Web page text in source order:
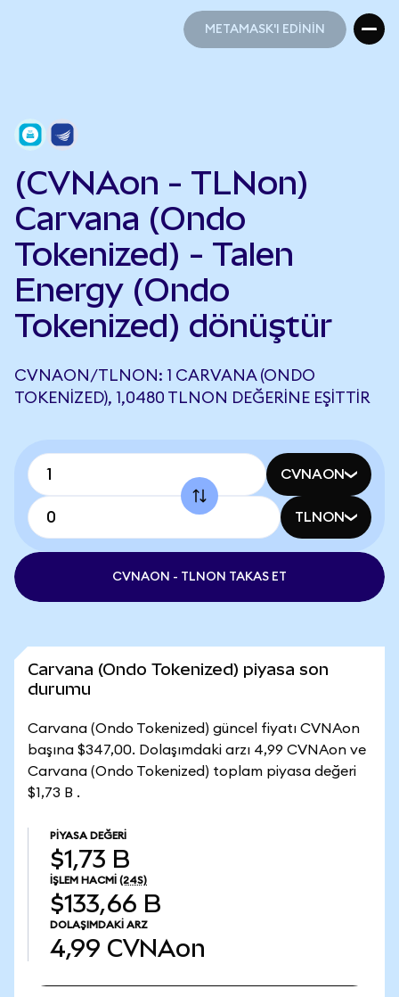
METAMASK'I EDİNİN
(CVNAon - TLNon)
Carvana (Ondo
Tokenized) - Talen
Energy (Ondo
Tokenized) dönüştür
CVNAON/TLNON: 1 CARVANA (ONDO
TOKENIZED), 1,0480 TLNON DEĞERINE EŞITTIR
CVNAON
TLNON
CVNAON - TLNON TAKAS ET
Carvana (Ondo Tokenized) piyasa son
durumu
Carvana (Ondo Tokenized) güncel fiyatı CVNAon
başına $347,00. Dolaşımdaki arzı 4,99 CVNAon ve
Carvana (Ondo Tokenized) toplam piyasa değeri
$1,73 B .
PIYASA DEĞERI
$1,73 B
İŞLEM HACMI (24S)
$133,66 B
DOLAŞIMDAKI ARZ
4,99 CVNAon